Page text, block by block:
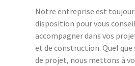
Notre entreprise est
disposition pour vous
accompagner dans vos
et de construction. Quel
de projet, nous mettons à